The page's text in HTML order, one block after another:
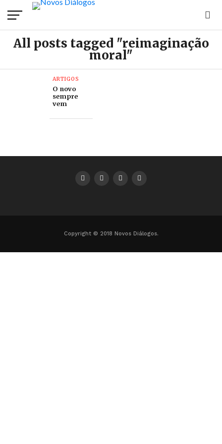
All posts tagged "reimaginação
moral"
ARTIGOS
O novo
sempre
vem
Copyright © 2018 Novos Diálogos.